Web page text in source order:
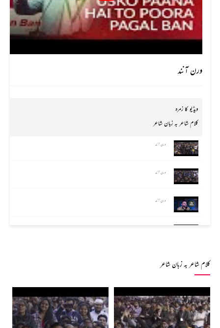
ورن آنند
ویڈیو کا زمرہ
کلام شاعر بہ زبان شاعر
ورن آنند
ورن آنند
ورن آنند
کلام شاعر بہ زبان شاعر